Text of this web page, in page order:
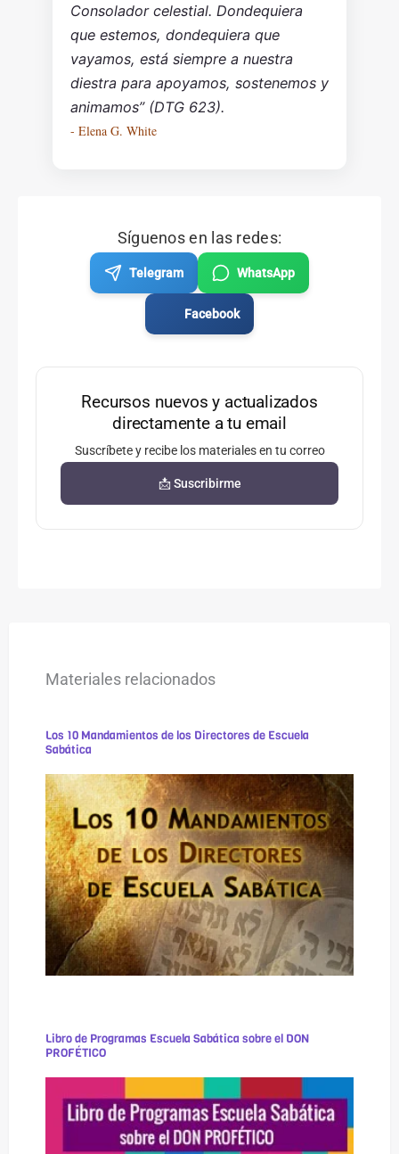
Consolador celestial. Dondequiera
que estemos, dondequiera que
vayamos, está siempre a nuestra
diestra para apoyamos, sostenemos y
animamos” (DTG 623).
- Elena G. White
Síguenos en las redes:
Telegram WhatsApp
Facebook
Recursos nuevos y actualizados
directamente a tu email
Suscríbete y recibe los materiales en tu correo
📩 Suscribirme
Materiales relacionados
Los 10 Mandamientos de los Directores de Escuela
Sabática
Libro de Programas Escuela Sabática sobre el DON
PROFÉTICO